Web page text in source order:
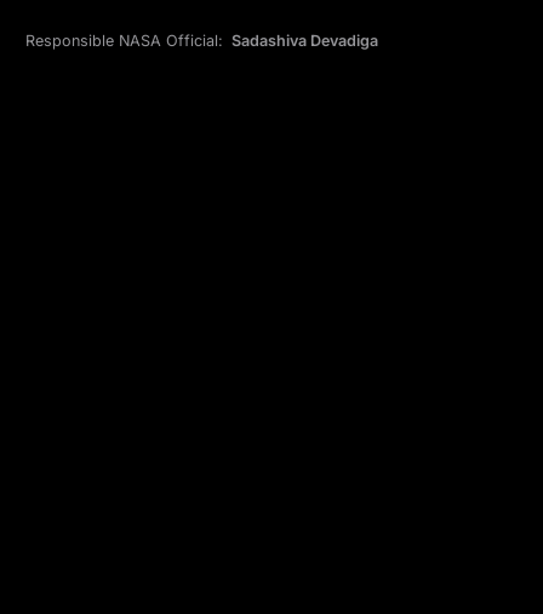
Responsible NASA Official: Sadashiva Devadiga